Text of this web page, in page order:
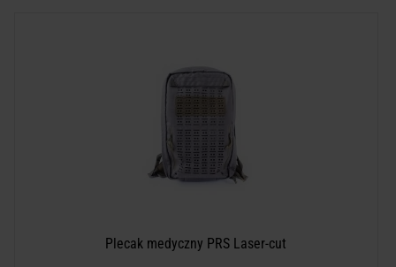
Plecak medyczny PRS Laser-cut